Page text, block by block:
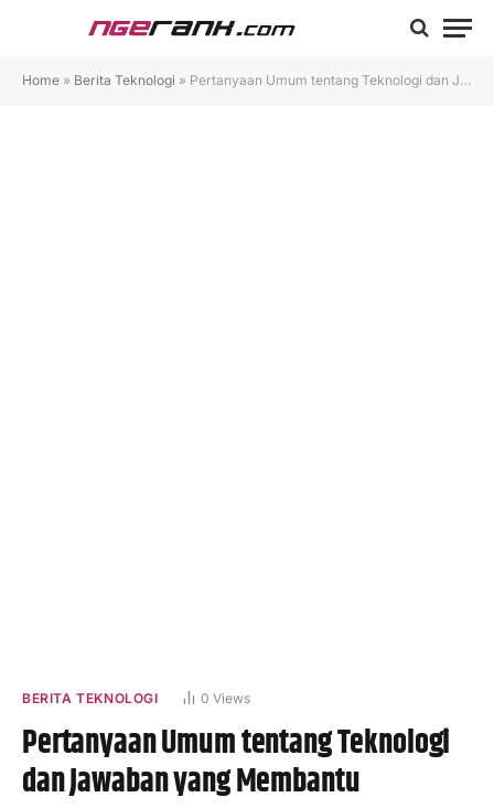
Home » Berita Teknologi » Pertanyaan Umum tentang Teknologi dan Jawaban yang Membantu
BERITA TEKNOLOGI 0 Views
Pertanyaan Umum tentang Teknologi
dan Jawaban yang Membantu